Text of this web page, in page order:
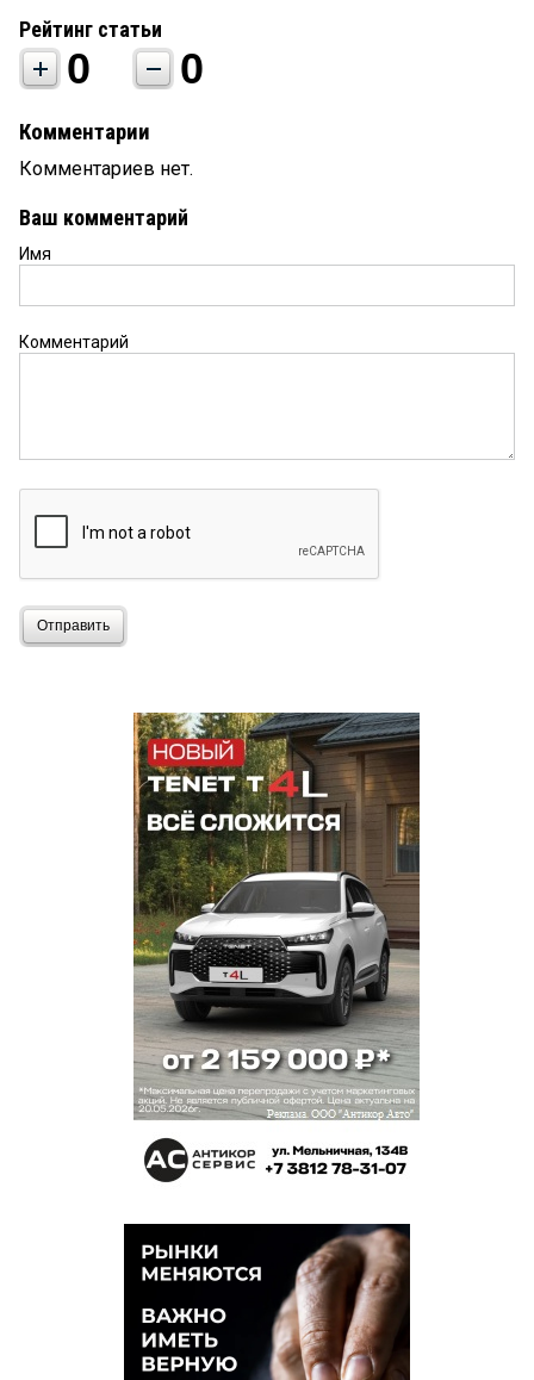
Рейтинг статьи
0 0
Комментарии
Комментариев нет.
Ваш комментарий
Имя
Комментарий
Отправить